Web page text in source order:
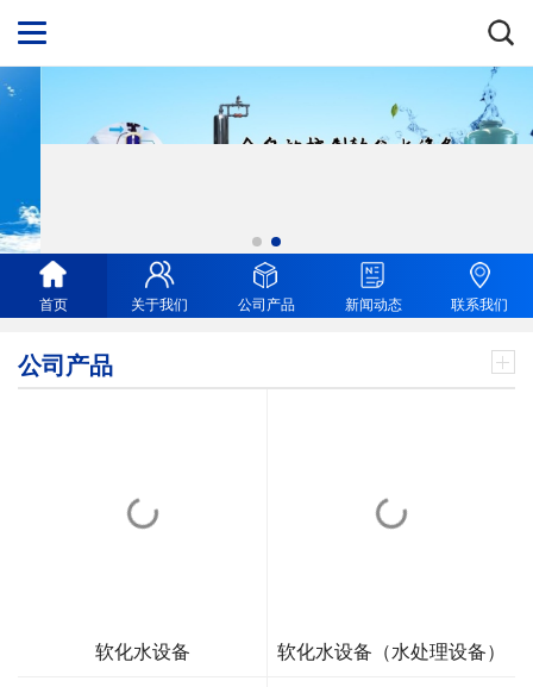
首页 关于我们 公司产品 新闻动态 联系我们
公司产品
软化水设备 软化水设备（水处理设备）